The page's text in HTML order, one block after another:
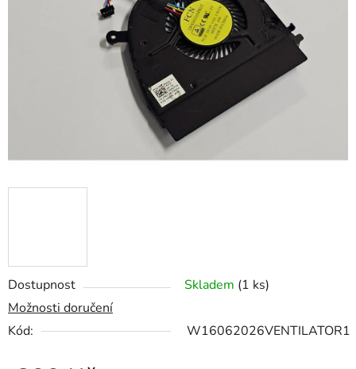
Dostupnost Skladem (1 ks)
Možnosti doručení
Kód:
W16062026VENTILATOR1